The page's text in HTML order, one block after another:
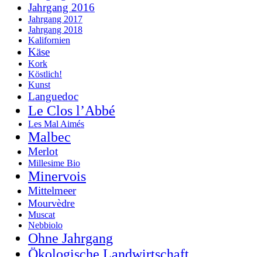
Jahrgang 2016
Jahrgang 2017
Jahrgang 2018
Kalifornien
Käse
Kork
Köstlich!
Kunst
Languedoc
Le Clos l’Abbé
Les Mal Aimés
Malbec
Merlot
Millesime Bio
Minervois
Mittelmeer
Mourvèdre
Muscat
Nebbiolo
Ohne Jahrgang
Ökologische Landwirtschaft